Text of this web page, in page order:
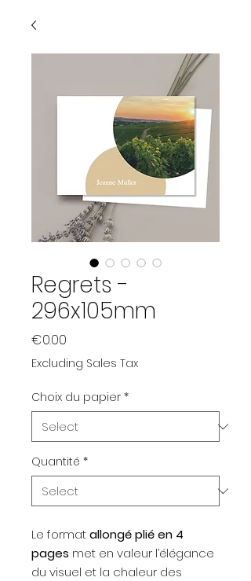
Regrets -
296x105mm
€0.00
Excluding Sales Tax
Choix du papier *
Quantité *
Le formatallongé plié en 4
pages met en valeur l’élégance
du visuel et la chaleur des